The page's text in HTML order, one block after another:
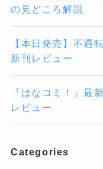
の見どころ解説
【本日発売】不遇
新刊レビュー
『はなコミ！』最
レビュー
Categories